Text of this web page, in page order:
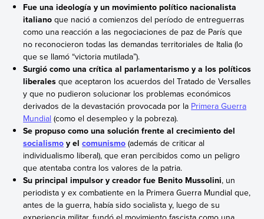
Fue una ideología y un movimiento político nacionalista
italianoque nació a comienzos del período de entreguerras
como una reacción a las negociaciones de paz de París que
no reconocieron todas las demandas territoriales de Italia (lo
que se llamó “victoria mutilada”).
Surgió como una crítica al parlamentarismo y a los políticos
liberales que aceptaron los acuerdos del Tratado de Versalles
y que no pudieron solucionar los problemas económicos
derivados de la devastación provocada por la Primera Guerra
Mundial (como el desempleo y la pobreza).
Se propuso como una solución frente al crecimiento del
socialismo y elcomunismo (además de criticar al
individualismo liberal), que eran percibidos como un peligro
que atentaba contra los valores de la patria.
Su principal impulsor y creador fue Benito Mussolini, un
periodista y ex combatiente en la Primera Guerra Mundial que,
antes de la guerra, había sido socialista y, luego de su